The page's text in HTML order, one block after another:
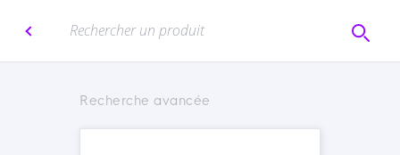
Recherche avancée